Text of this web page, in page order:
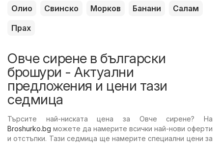
Олио
Свинско Морков Банани
Салам
Прах
Овче сирене в български
брошури - Актуални
предложения и цени тази
седмица
Търсите най-ниската цена за Овче сирене? На
Broshurko.bg можете да намерите всички най-нови оферти
и отстъпки. Тази седмица ще намерите специални цени за